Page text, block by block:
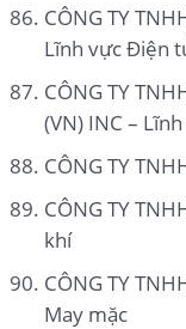
CÔNG TY
Lĩnh vực Điện
CÔNG TY
(VN) INC –
CÔNG TY
CÔNG TY
khí
CÔNG TY
May mặc